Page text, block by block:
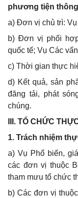
phương tiện
a) Đơn vị chủ trì:
b) Đơn vị phối
quốc tế; Vụ Các
c) Thời gian thực
d) Kết quả, sản
đăng tải, phát
chúng.
III. TỔ CHỨC
1. Trách nhiệm
a) Vụ Phổ biến,
các đơn vị thuộc
tham mưu tổ chức
b) Các đơn vị